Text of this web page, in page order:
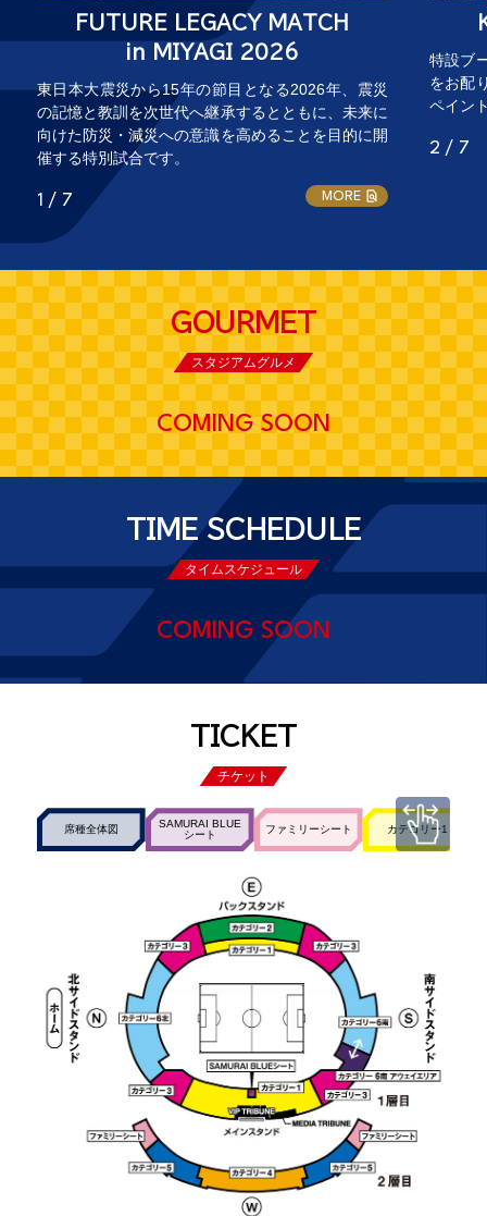
FUTURE LEGACY MATCH
in MIYAGI 2026
東日本大震災から15年の節目となる2026年、震災
の記憶と教訓を次世代へ継承するとともに、未来に
向けた防災・減災への意識を高めることを目的に開
催する特別試合です。
1 / 7 MORE
特設ブ
をお配
ペイン
2 / 7
GOURMET
スタジアムグルメ
COMING SOON
TIME SCHEDULE
タイムスケジュール
COMING SOON
TICKET
チケット
席種全体図
SAMURAI BLUE
シート
ファミリーシート カテゴリー1